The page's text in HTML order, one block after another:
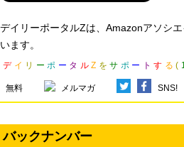
デイリーポータルZは、Amazonアソシ
います。
デ イ リ ー ポ ー タ ル Z を サ ポ ー ト す る (
無料 メルマガ SNS!
バックナンバー